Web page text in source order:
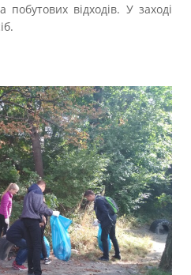
побутових відходів. У заході